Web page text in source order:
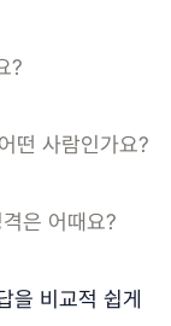
?
떤 사람인가요?
은 어때요?
을 비교적 쉽게